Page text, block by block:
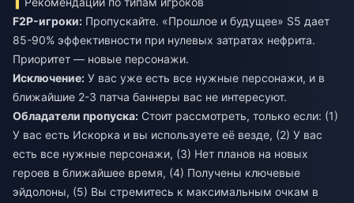
F2P-игроки: Пропускайте. «Прошлое и будущее» S5 дает
85-90% эффективности при нулевых затратах нефрита.
Приоритет — новые персонажи.
Исключение: У вас уже есть все нужные персонажи, и в
ближайшие 2-3 патча баннеры вас не интересуют.
Обладатели пропуска: Стоит рассмотреть, только если: (1)
У вас есть Искорка и вы используете её везде, (2) У вас
есть все нужные персонажи, (3) Нет планов на новых
героев в ближайшее время, (4) Получены ключевые
эйдолоны, (5) Вы стремитесь к максимальным очкам в